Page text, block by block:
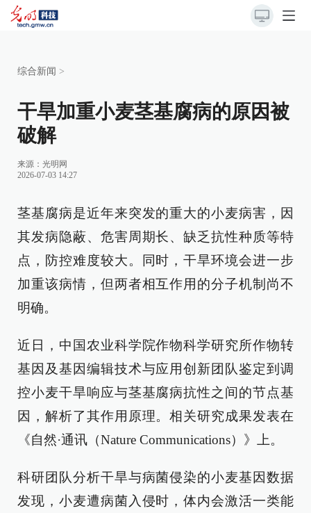
综合新闻 >
干旱加重小麦茎基腐病的原因被
破解
来源： 光明网
2026-07-03 14:27
茎基腐病是近年来突发的重大的小麦病害，因
其发病隐蔽、危害周期长、缺乏抗性种质等特
点，防控难度较大。同时，干旱环境会进一步
加重该病情，但两者相互作用的分子机制尚不
明确。
近日，中国农业科学院作物科学研究所作物转
基因及基因编辑技术与应用创新团队鉴定到调
控小麦干旱响应与茎基腐病抗性之间的节点基
因，解析了其作用原理。相关研究成果发表在
《自然·通讯（Nature Communications）》上。
科研团队分析干旱与病菌侵染的小麦基因数据
发现，小麦遭病菌入侵时，体内会激活一类能